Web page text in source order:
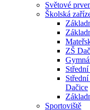
Světové
Školská
ZŠ
Dačice
Sportoviště